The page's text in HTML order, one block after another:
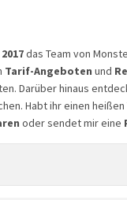
2017das Team von
Tarif-Angeboten und
Darüber hinaus
Habt ihr einen
oder sendet mir eine